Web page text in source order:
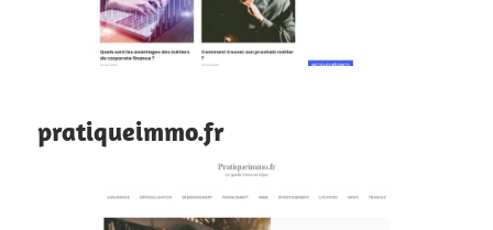
pratiqueimmo.fr